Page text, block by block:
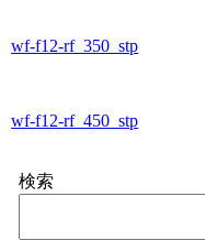
wf-f12-rf_350_stp
wf-f12-rf_450_stp
検索